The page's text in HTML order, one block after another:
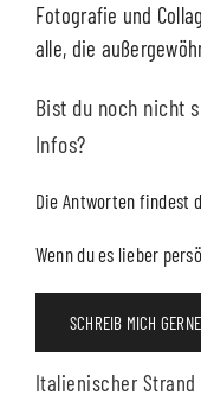
Fotografie und
alle, die
Bist du noch nicht
Infos?
Die Antworten findest
Wenn du es lieber
SCHREIB MICH
Italienischer